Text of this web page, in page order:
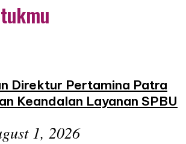
Direktur Pertamina Patra
Keandalan Layanan SPBU
1, 2026